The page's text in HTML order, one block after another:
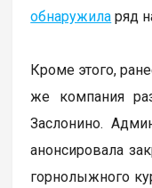
обнаружила ряд
Кроме этого,
же компания
Заслонино.
анонсировала
горнолыжного